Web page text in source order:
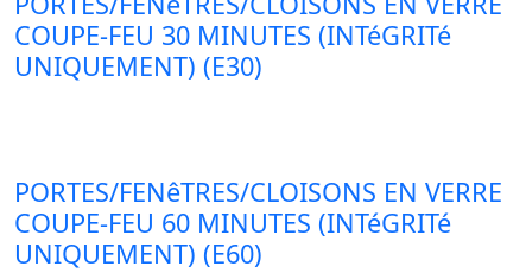
COUPE-FEU 30 MINUTES (INTéGRITé
UNIQUEMENT) (E30)
PORTES/FENêTRES/CLOISONS EN VERRE
COUPE-FEU 60 MINUTES (INTéGRITé
UNIQUEMENT) (E60)